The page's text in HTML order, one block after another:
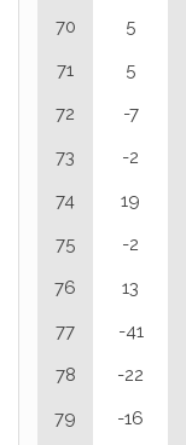
70 5
71 5
72 -7
73 -2
74 19
75 -2
76 13
77 -41
78 -22
79 -16